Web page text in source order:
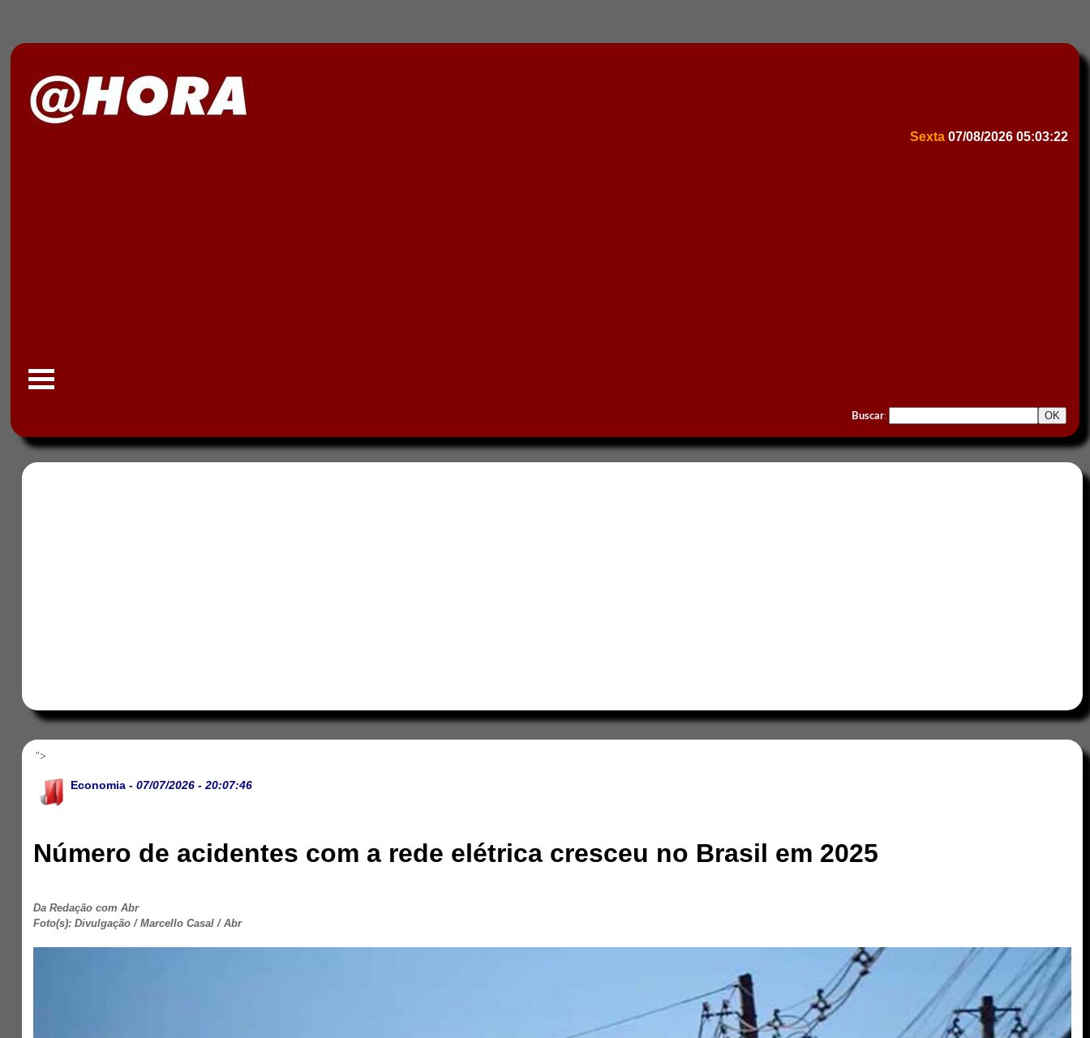
Sexta 07/08/2026 05:03:22
Buscar:
">
Economia - 07/07/2026 - 20:07:46
Número de acidentes com a rede elétrica cresceu no Brasil em 2025
Da Redação com Abr
Foto(s): Divulgação / Marcello Casal / Abr